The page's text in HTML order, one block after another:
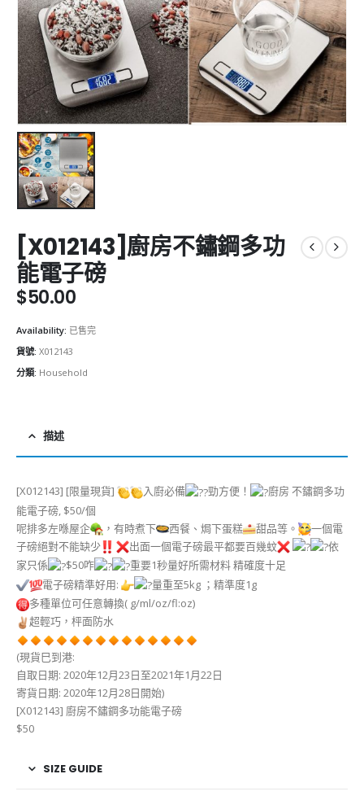
[X012143]廚房不鏽鋼多功
能電子磅
$50.00
Availability: 已售完
貨號: X012143
分類: Household
描述
[X012143] [限量現貨] 入廚必備 勁方便！
廚房 不鏽鋼多功
能電子磅, $50/個
呢排多左喺屋企
，有時煮下 西餐、焗下蛋糕 甜品等。
一個電
子磅絕對不能缺少
出面一個電子磅最平都要百幾蚊
依
家只係
$50咋
重要1秒量好所需材料 精確度十足
電子磅精準好用:
量重至5kg ；精準度1g
多種單位可任意轉換( g/ml/oz/fl:oz)
️超輕巧，枰面防水
(現貨巳到港:
自取日期: 2020年12月23日至2021年1月22日
寄貨日期: 2020年12月28日開始)
[X012143] 廚房不鏽鋼多功能電子磅
$50
SIZE GUIDE